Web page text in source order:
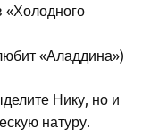
«Холодного
«Аладдина»)
Нику, но и
натуру.